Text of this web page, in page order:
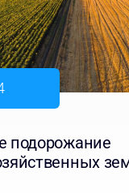
подорожание